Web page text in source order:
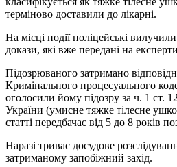
терміново доставили до лікарні.
На місці події поліцейські
докази, які вже передані на
Підозрюваного затримано
Кримінального процесуального
оголосили йому підозру за ч. 1 ст.
України (умисне тяжке тілесне
статті передбачає від 5 до 8 років
Наразі триває досудове
затриманому запобіжний захід.